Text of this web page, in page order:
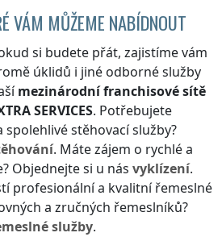
VÁM MŮŽEME NABÍDNOUT
si budete přát, zajistíme vám
úklidů i jiné odborné služby
mezinárodní franchisové sítě
SERVICES. Potřebujete
stěhovací služby?
. Máte zájem o rychlé a
Objednejte si u nás vyklízení.
profesionální a kvalitní řemeslné
a zručných řemeslníků?
služby.